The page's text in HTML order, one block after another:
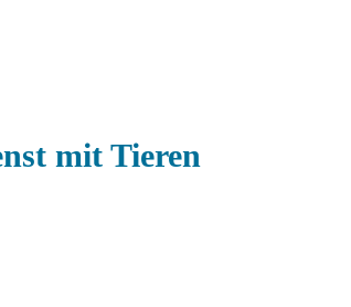
mit Tieren